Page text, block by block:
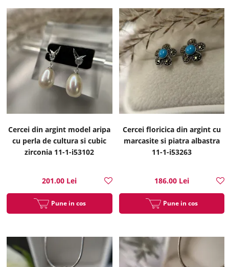
Cercei din argint model aripa
cu perla de cultura si cubic
zirconia 11-1-i53102
201.00 Lei
Pune in cos
Cercei floricica din argint cu
marcasite si piatra albastra
11-1-i53263
186.00 Lei
Pune in cos